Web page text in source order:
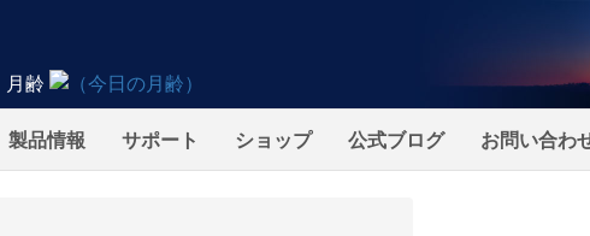
月齢
製品情報 サポート ショップ 公式ブログ お問い合わ